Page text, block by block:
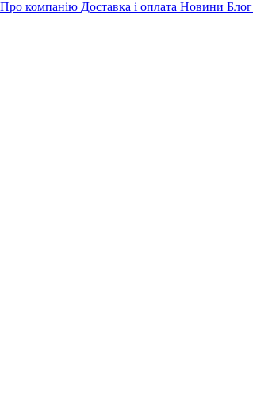
Про компанію Доставка і оплата Новини Блог